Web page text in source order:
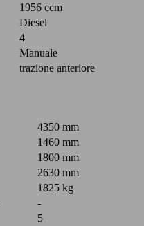
1956 ccm
Diesel
4
Manuale
trazione anteriore
4350 mm
1460 mm
1800 mm
2630 mm
1825 kg
-
5